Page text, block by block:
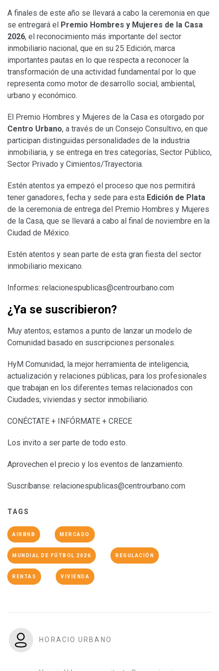
A finales de este año se llevará a cabo la ceremonia en que
se entregará el Premio Hombres y Mujeres de la Casa
2026, el reconocimiento más importante del sector
inmobiliario nacional, que en su 25 Edición, marca
importantes pautas en lo que respecta a reconocer la
transformación de una actividad fundamental por lo que
representa como motor de desarrollo social, ambiental,
urbano y económico.
El Premio Hombres y Mujeres de la Casa es otorgado por
Centro Urbano, a través de un Consejo Consultivo, en que
participan distinguidas personalidades de la industria
inmobiliaria, y se entrega en tres categorías, Sector Público,
Sector Privado y Cimientos/Trayectoria.
Estén atentos ya empezó el proceso que nos permitirá
tener ganadores, fecha y sede para esta Edición de Plata
de la ceremonia de entrega del Premio Hombres y Mujeres
de la Casa, que se llevará a cabo al final de noviembre en la
Ciudad de México.
Estén atentos y sean parte de esta gran fiesta del sector
inmobiliario mexicano.
Informes: relacionespublicas@centrourbano.com
¿Ya se suscribieron?
Muy atentos; estamos a punto de lanzar un modelo de
Comunidad basado en suscripciones personales.
HyM Comunidad, la mejor herramienta de inteligencia,
actualización y relaciones públicas, para los profesionales
que trabajan en los diferentes temas relacionados con
Ciudades, viviendas y sector inmobiliario.
CONÉCTATE + INFÓRMATE + CRECE
Los invito a ser parte de todo esto.
Aprovechen el precio y los eventos de lanzamiento.
Suscríbanse: relacionespublicas@centrourbano.com
TAGS
AIRBNB MERCADO
MUNDIAL DE FÚTBOL 2026 REGULACIÓN
RENTAS VIVIENDA
HORACIO URBANO